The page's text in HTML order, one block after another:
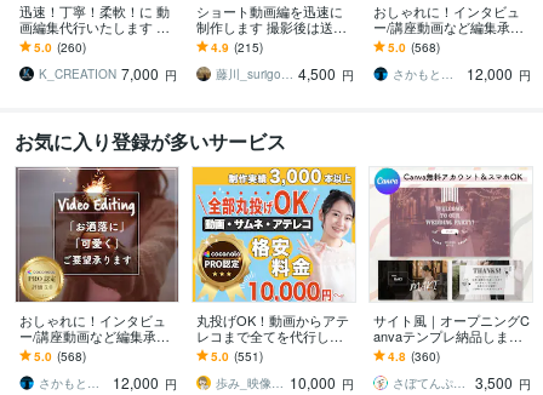
迅速！丁寧！柔軟！に 動
画編集代行いたします ジ
ャンル問わず、そのイメ
ージを完全動画化！
5.0 (260)
K_CREATION 7,000 円
ショート動画編を迅速に
制作します 撮影後は送る
だけ！丸投げOKのショー
ト動画編集特化サービ
ス！
4.9 (215)
藤川_surigoma 4,500 円
おしゃれに！インタビュ
ー/講座動画など編集承り
ます PR動画/YouTube等も
おしゃれに編集させて頂
きます！
5.0 (568)
さかもと＠動画クリエイター
12,000 円
お気に入り登録が多いサービス
おしゃれに！インタビュ
ー/講座動画など編集承り
ます PR動画/YouTube等も
おしゃれに編集させて頂
きます！
5.0 (568)
さかもと＠動画クリエイター
12,000 円
丸投げOK！動画からアテ
レコまで全てを代行しま
す 日経トレンディ掲載さ
れました！某保険会社・
音楽制作会社実績有
5.0 (551)
歩み_映像クリエイター 10,000 円
サイト風｜オープニングC
anvaテンプレ納品します
＼販売実績1000件以上！
Canva無料でスマホでOK
／
4.8 (360)
さぼてんぷれーと｜結婚式を、もっと楽しく
3,500 円